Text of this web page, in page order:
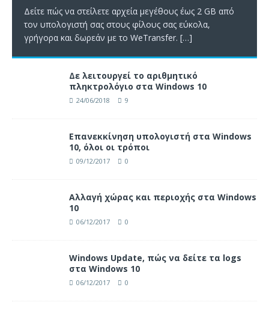
Δείτε πώς να στείλετε αρχεία μεγέθους έως 2 GB από
τον υπολογιστή σας στους φίλους σας εύκολα,
γρήγορα και δωρεάν με το WeTransfer. […]
Δε λειτουργεί το αριθμητικό
πληκτρολόγιο στα Windows 10
24/06/2018 9
Επανεκκίνηση υπολογιστή στα Windows
10, όλοι οι τρόποι
09/12/2017 0
Αλλαγή χώρας και περιοχής στα Windows
10
06/12/2017 0
Windows Update, πώς να δείτε τα logs
στα Windows 10
06/12/2017 0